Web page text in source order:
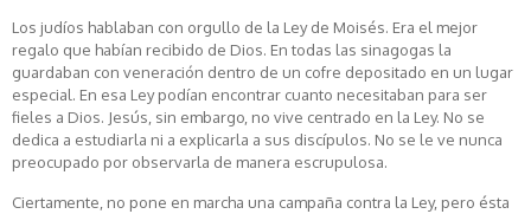
Los judíos hablaban con orgullo de la Ley de Moisés. Era el mejor
regalo que habían recibido de Dios. En todas las sinagogas la
guardaban con veneración dentro de un cofre depositado en un lugar
especial. En esa Ley podían encontrar cuanto necesitaban para ser
fieles a Dios. Jesús, sin embargo, no vive centrado en la Ley. No se
dedica a estudiarla ni a explicarla a sus discípulos. No se le ve nunca
preocupado por observarla de manera escrupulosa.
Ciertamente, no pone en marcha una campaña contra la Ley, pero ésta